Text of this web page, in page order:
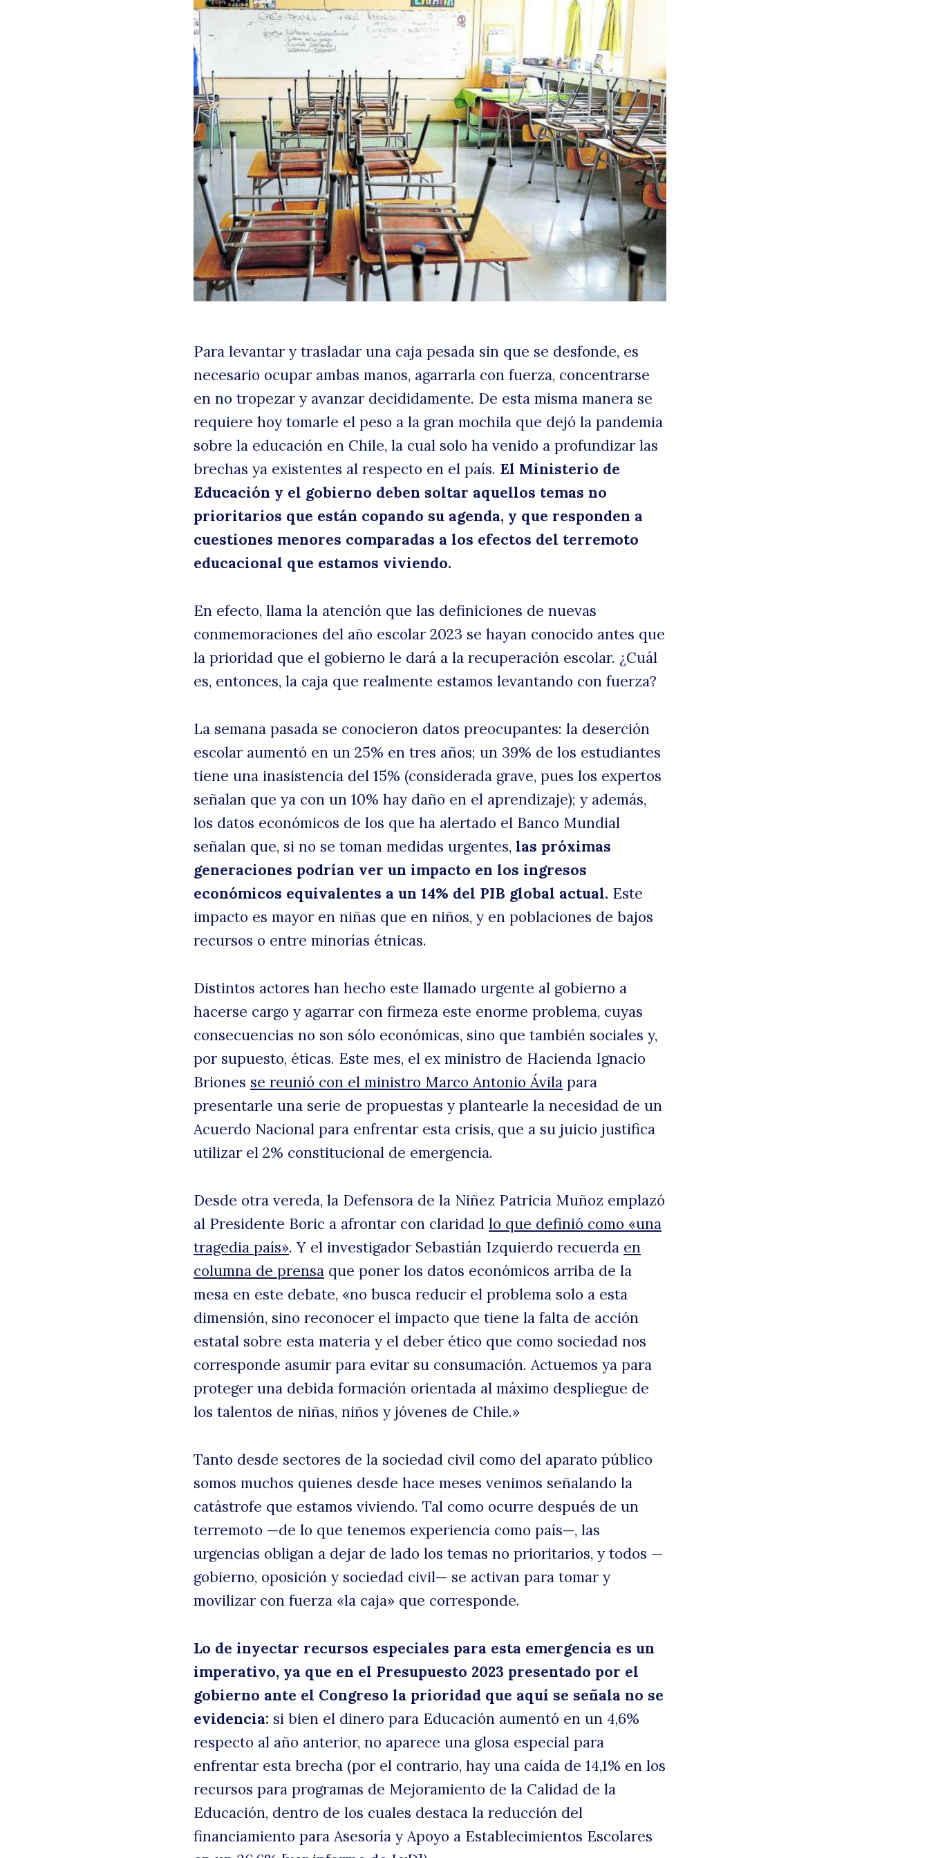
Crisis
en
de
esta
nadie
puede
Buscar
Para levantar y trasladar una caja pesada sin que se desfonde, es
necesario ocupar ambas manos, agarrarla con fuerza, concentrarse
en no tropezar y avanzar decididamente. De esta misma manera se
requiere hoy tomarle el peso a la gran mochila que dejó la pandemia
sobre la educación en Chile, la cual solo ha venido a profundizar las
brechas ya existentes al respecto en el país. El Ministerio de
Educación y el gobierno deben soltar aquellos temas no
prioritarios que están copando su agenda, y que responden a
cuestiones menores comparadas a los efectos del terremoto
educacional que estamos viviendo.
En efecto, llama la atención que las definiciones de nuevas
conmemoraciones del año escolar 2023 se hayan conocido antes que
la prioridad que el gobierno le dará a la recuperación escolar. ¿Cuál
es, entonces, la caja que realmente estamos levantando con fuerza?
La semana pasada se conocieron datos preocupantes: la deserción
escolar aumentó en un 25% en tres años; un 39% de los estudiantes
tiene una inasistencia del 15% (considerada grave, pues los expertos
señalan que ya con un 10% hay daño en el aprendizaje); y además,
los datos económicos de los que ha alertado el Banco Mundial
señalan que, si no se toman medidas urgentes, las próximas
generaciones podrían ver un impacto en los ingresos
económicos equivalentes a un 14% del PIB global actual. Este
impacto es mayor en niñas que en niños, y en poblaciones de bajos
recursos o entre minorías étnicas.
Distintos actores han hecho este llamado urgente al gobierno a
hacerse cargo y agarrar con firmeza este enorme problema, cuyas
consecuencias no son sólo económicas, sino que también sociales y,
por supuesto, éticas. Este mes, el ex ministro de Hacienda Ignacio
Briones se reunió con el ministro Marco Antonio Ávila para
presentarle una serie de propuestas y plantearle la necesidad de un
Acuerdo Nacional para enfrentar esta crisis, que a su juicio justifica
utilizar el 2% constitucional de emergencia.
Desde otra vereda, la Defensora de la Niñez Patricia Muñoz emplazó
al Presidente Boric a afrontar con claridad lo que definió como «una
tragedia país». Y el investigador Sebastián Izquierdo recuerda en
columna de prensa que poner los datos económicos arriba de la
mesa en este debate, «no busca reducir el problema solo a esta
dimensión, sino reconocer el impacto que tiene la falta de acción
estatal sobre esta materia y el deber ético que como sociedad nos
corresponde asumir para evitar su consumación. Actuemos ya para
proteger una debida formación orientada al máximo despliegue de
los talentos de niñas, niños y jóvenes de Chile.»
Tanto desde sectores de la sociedad civil como del aparato público
somos muchos quienes desde hace meses venimos señalando la
catástrofe que estamos viviendo. Tal como ocurre después de un
terremoto —de lo que tenemos experiencia como país—, las
urgencias obligan a dejar de lado los temas no prioritarios, y todos —
gobierno, oposición y sociedad civil— se activan para tomar y
movilizar con fuerza «la caja» que corresponde.
Lo de inyectar recursos especiales para esta emergencia es un
imperativo, ya que en el Presupuesto 2023 presentado por el
gobierno ante el Congreso la prioridad que aquí se señala no se
evidencia: si bien el dinero para Educación aumentó en un 4,6%
respecto al año anterior, no aparece una glosa especial para
enfrentar esta brecha (por el contrario, hay una caída de 14,1% en los
recursos para programas de Mejoramiento de la Calidad de la
Educación, dentro de los cuales destaca la reducción del
financiamiento para Asesoría y Apoyo a Establecimientos Escolares